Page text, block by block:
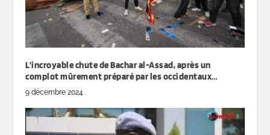
L’incroyable chute de Bachar al-Assad, après un
complot mûrement préparé par les occidentaux…
9 décembre 2024